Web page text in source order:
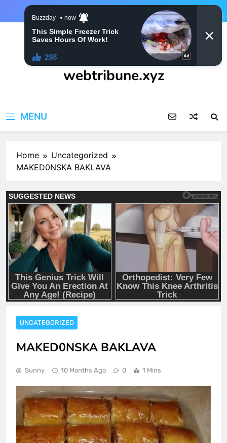
webtribune.xyz
MENU
Home
Uncategorized
MAKED0NSKA BAKLAVA
UNCATEGORIZED
MAKED0NSKA BAKLAVA
Sunny 10 Months Ago 0 1 Mins